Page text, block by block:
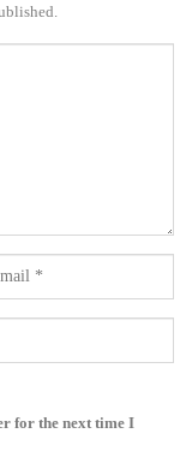
for the next time I